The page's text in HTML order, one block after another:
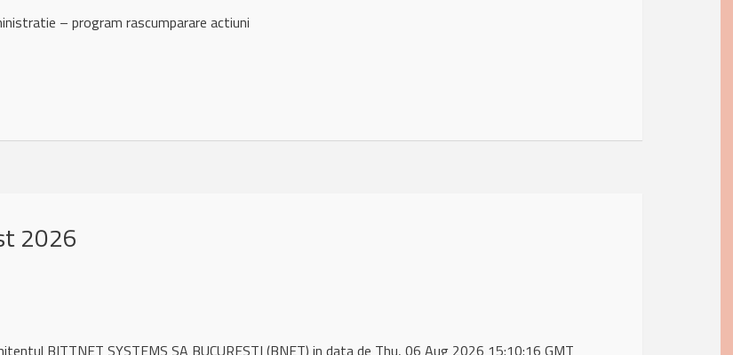
– program rascumparare actiuni
2026
BITTNET SYSTEMS SA BUCURESTI (BNET) in data de Thu, 06 Aug 2026 15:10:16 GMT